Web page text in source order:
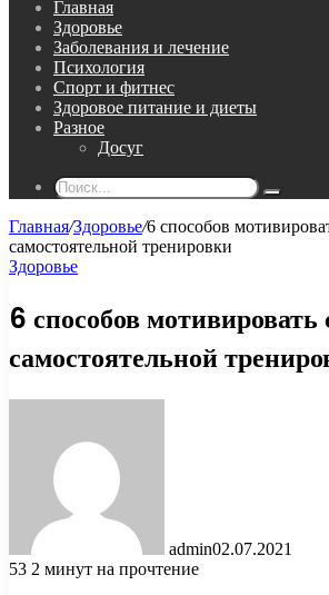
Главная
Здоровье
Заболевания и лечение
Психология
Спорт и фитнес
Здоровое питание и диеты
Разное
Досуг
Поиск...
Главная/Здоровье/6 способов
самостоятельной тренировки
Здоровье
6 способов мотивировать
самостоятельной
admin02.07.2021
53 2 минут на прочтение